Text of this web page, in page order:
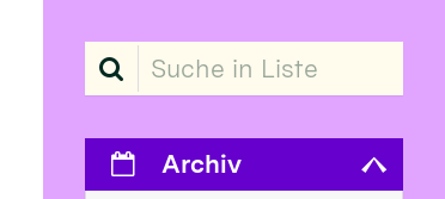
Suche in Liste
Archiv